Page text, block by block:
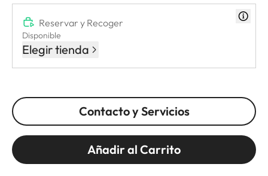
Reservar y Recoger
Disponible
Elegir tienda
Contacto y Servicios
Añadir al Carrito